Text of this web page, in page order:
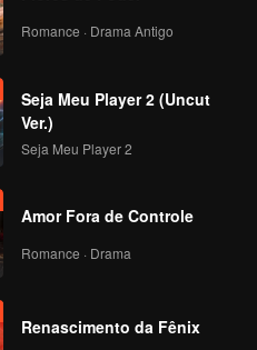
VIP
346
VIP
350
352
Romance · Drama Antigo
Seja Meu Player 2 (Uncut
Ver.)
Seja Meu Player 2
Amor Fora de Controle
Romance · Drama
Renascimento da Fênix